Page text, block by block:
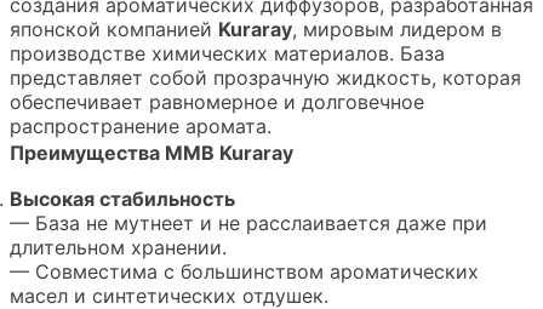
японской компанией Kuraray, мировым лидером в
производстве химических материалов. База
представляет собой прозрачную жидкость, которая
обеспечивает равномерное и долговечное
распространение аромата.
Преимущества MMB Kuraray
Высокая стабильность
— База не мутнеет и не расслаивается даже при
длительном хранении.
— Совместима с большинством ароматических
масел и синтетических отдушек.